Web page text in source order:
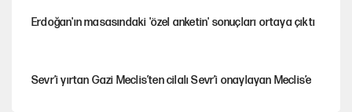
Erdoğan'ın masasındaki 'özel anketin' sonuçları ortaya çıktı
Sevr’i yırtan Gazi Meclis’ten cilalı Sevr’i onaylayan Meclis’e